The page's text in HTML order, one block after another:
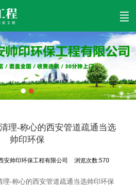
污泥工程 清淤检测
理-称心的西安管道疏通当选
帅印环保
安帅印环保工程有限公司 浏览次数:570
理-称心的西安管道疏通当选帅印环保